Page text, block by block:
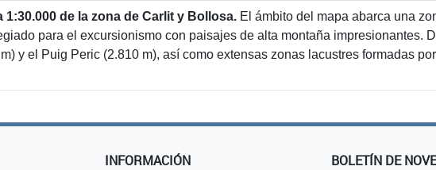
de la zona de Carlit y Bollosa. El ámbito del mapa abarca una
para el excursionismo con paisajes de alta montaña impresionantes.
y el Puig Peric (2.810 m), así como extensas zonas lacustres formadas
INFORMACIÓN
BOLETÍN DE